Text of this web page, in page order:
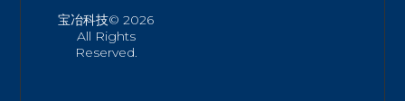
宝冶科技© 2026
All Rights
Reserved.